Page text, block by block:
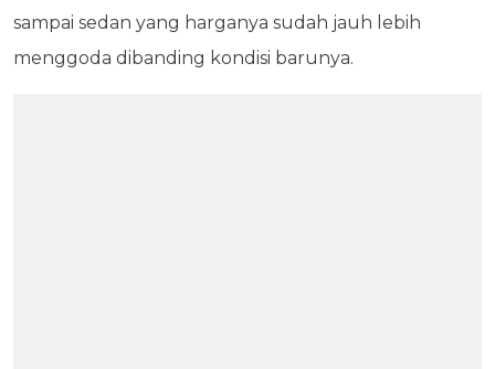
sampai sedan yang harganya sudah jauh lebih
menggoda dibanding kondisi barunya.